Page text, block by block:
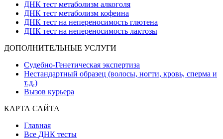
ДНК тест метаболизм алкоголя
ДНК тест метаболизм кофеина
ДНК тест на непереносимость глютена
ДНК тест на непереносимость лактозы
ДОПОЛНИТЕЛЬНЫЕ УСЛУГИ
Судебно-Генетическая экспертиза
Нестандартный образец (волосы, ногти, кровь, сперма и
т.д.)
Вызов курьера
КАРТА САЙТА
Главная
Все ДНК тесты